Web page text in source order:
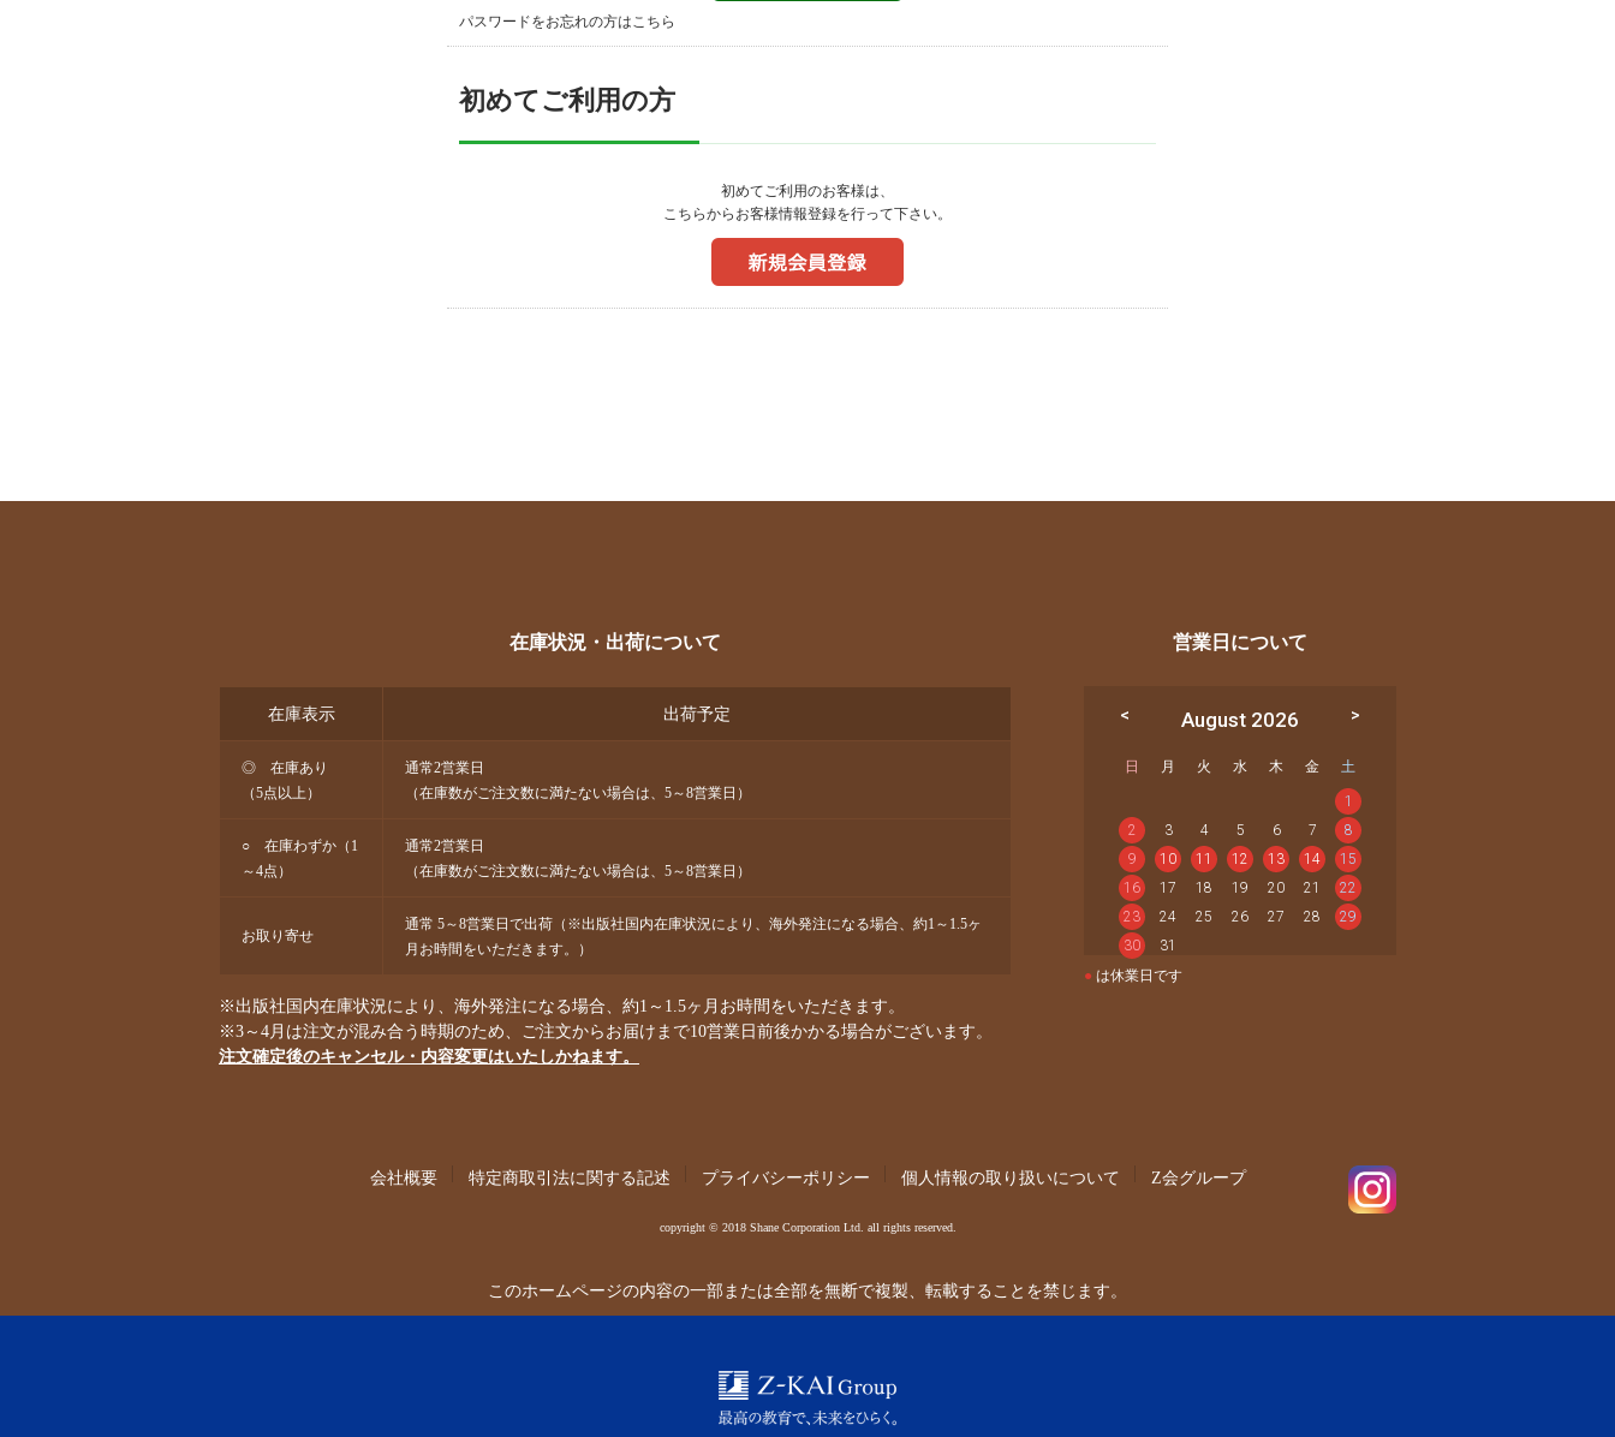
パスワードをお忘れの方はこちら
初めてご利用の方
初めてご利用のお客様は、
こちらからお客様情報登録を行って下さい。
在庫状況・出荷について
在庫表示 出荷予定
◎ 在庫あり
（5点以上）
通常2営業日
（在庫数がご注文数に満たない場合は、5～8営業日）
○ 在庫わずか（1
～4点）
通常2営業日
（在庫数がご注文数に満たない場合は、5～8営業日）
お取り寄せ
通常 5～8営業日で出荷（※出版社国内在庫状況により、海外発注になる場合、約1～1.5ヶ
月お時間をいただきます。）
※出版社国内在庫状況により、海外発注になる場合、約1～1.5ヶ月お時間をいただきます。
※3～4月は注文が混み合う時期のため、ご注文からお届けまで10営業日前後かかる場合がございます。
注文確定後のキャンセル・内容変更はいたしかねます。
営業日について
August 2026
日 月 火 水 木 金 土
1
2
3 4 5 6 7
8
9
10 11 12 13 14
15
16
17 18 19 20 21
22
23
24 25 26 27 28
29
30
31
● は休業日です
会社概要 特定商取引法に関する記述 プライバシーポリシー 個人情報の取り扱いについて Z会グループ
copyright © 2018 Shane Corporation Ltd. all rights reserved.
このホームページの内容の一部または全部を無断で複製、転載することを禁じます。